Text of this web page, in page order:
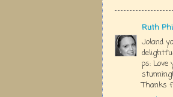
Ruth
Joland
ps: Love
Thanks